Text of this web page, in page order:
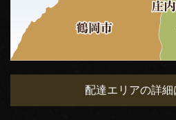
配達エリアの詳細